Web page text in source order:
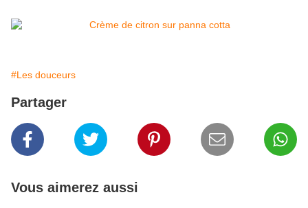
#Les douceurs
Partager
Vous aimerez aussi